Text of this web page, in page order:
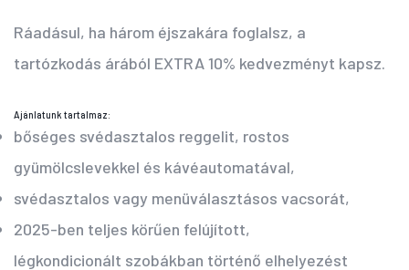
Ráadásul, ha három éjszakára foglalsz, a
tartózkodás árából EXTRA 10% kedvezményt kapsz.
Ajánlatunk tartalmaz:
bőséges svédasztalos reggelit, rostos
gyümölcslevekkel és kávéautomatával,
svédasztalos vagy menüválasztásos vacsorát,
2025-ben teljes körűen felújított,
légkondicionált szobákban történő elhelyezést